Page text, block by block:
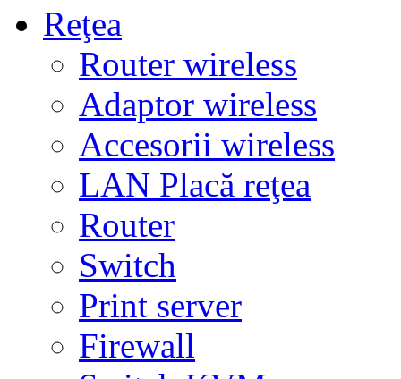
Reţea
Router wireless
Adaptor wireless
Accesorii wireless
LAN Placă reţea
Router
Switch
Print server
Firewall